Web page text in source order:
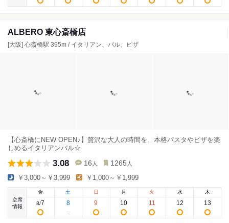
ALBERO 東心斎橋店
[大阪] 心斎橋駅 395m / イタリアン、バル、ピザ
【心斎橋にNEW OPEN♪】贅沢な大人の時間を。本格パスタやピザを楽
しめるイタリアンバル☆
3.08 16 人 1265 人
￥3,000～￥3,999 ￥1,000～￥1,999
空席
情報
金
8/7
土
8
日
9
月
10
火
11
水
12
木
13